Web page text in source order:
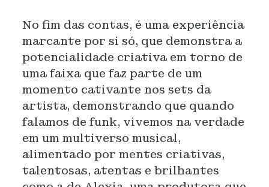
No fim das contas, é uma experiência
marcante por si só, que demonstra a
potencialidade criativa em torno de
uma faixa que faz parte de um
momento cativante nos sets da
artista, demonstrando que quando
falamos de funk, vivemos na verdade
em um multiverso musical,
alimentado por mentes criativas,
talentosas, atentas e brilhantes